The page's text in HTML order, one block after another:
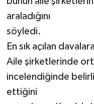
araladığını
söyledi.
En sık açılan
Aile şirketlerinde
incelendiğinde
ettiğini